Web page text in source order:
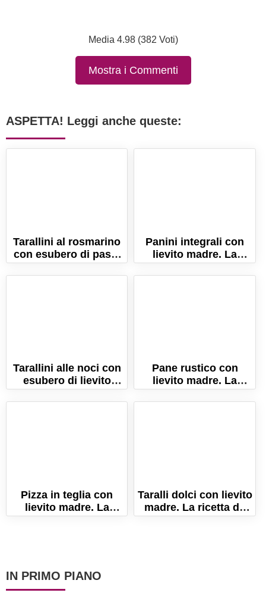
Media 4.98 (382 Voti)
Mostra i Commenti
ASPETTA! Leggi anche queste:
Tarallini al rosmarino
con esubero di pasta
madre
Panini integrali con
lievito madre. La
ricetta a lunga
lievitazione!
Tarallini alle noci con
esubero di lievito
madre
Pane rustico con
lievito madre. La
ricetta tradizionale del
pane fatto in casa!
Pizza in teglia con
lievito madre. La
ricetta per una pizza
Taralli dolci con lievito
madre. La ricetta da
fare anche con
IN PRIMO PIANO